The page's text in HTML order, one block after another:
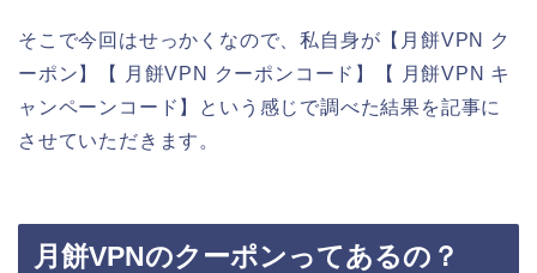
そこで今回はせっかくなので、私自身が【月餅VPN ク
ーポン】【 月餅VPN クーポンコード】【 月餅VPN キ
ャンペーンコード】という感じで調べた結果を記事に
させていただきます。
月餅VPNのクーポンってあるの？